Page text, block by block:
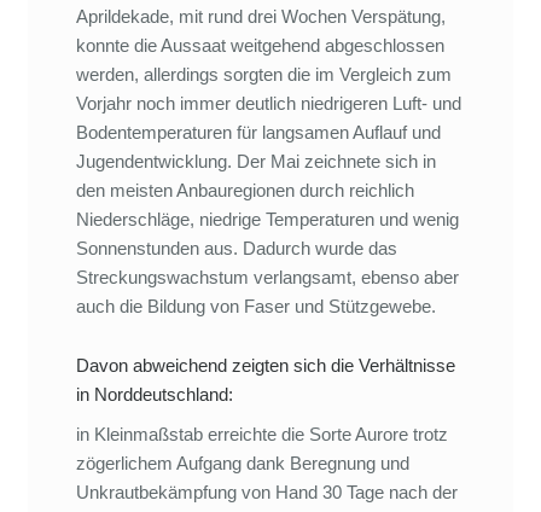
Aprildekade, mit rund drei Wochen Verspätung,
konnte die Aussaat weitgehend abgeschlossen
werden, allerdings sorgten die im Vergleich zum
Vorjahr noch immer deutlich niedrigeren Luft- und
Bodentemperaturen für langsamen Auflauf und
Jugendentwicklung. Der Mai zeichnete sich in
den meisten Anbauregionen durch reichlich
Niederschläge, niedrige Temperaturen und wenig
Sonnenstunden aus. Dadurch wurde das
Streckungswachstum verlangsamt, ebenso aber
auch die Bildung von Faser und Stützgewebe.
Davon abweichend zeigten sich die Verhältnisse
in Norddeutschland:
in Kleinmaßstab erreichte die Sorte Aurore trotz
zögerlichem Aufgang dank Beregnung und
Unkrautbekämpfung von Hand 30 Tage nach der